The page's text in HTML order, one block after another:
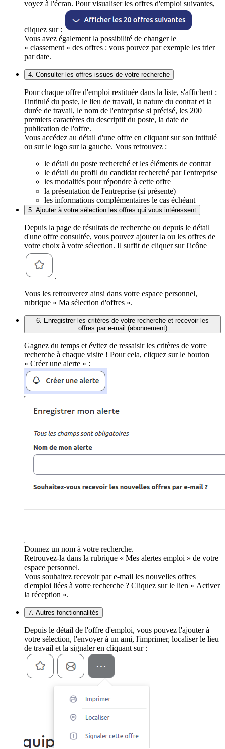
voyez à l'écran. Pour visualiser les offres d'emploi suivantes,
cliquez sur :
Vous avez également la possibilité de changer le
« classement » des offres : vous pouvez par exemple les trier
par date.
4. Consulter les offres issues de votre recherche
Pour chaque offre d'emploi restituée dans la liste, s'affichent :
l'intitulé du poste, le lieu de travail, la nature du contrat et la
durée de travail, le nom de l'entreprise si précisé, les 200
premiers caractères du descriptif du poste, la date de
publication de l'offre.
Vous accédez au détail d'une offre en cliquant sur son intitulé
ou sur le logo sur la gauche. Vous retrouvez :
le détail du poste recherché et les éléments de contrat
le détail du profil du candidat recherché par l'entreprise
les modalités pour répondre à cette offre
la présentation de l'entreprise (si présente)
les informations complémentaires le cas échéant
5. Ajouter à votre sélection les offres qui vous intéressent
Depuis la page de résultats de recherche ou depuis le détail
d'une offre consultée, vous pouvez ajouter la ou les offres de
votre choix à votre sélection. Il suffit de cliquer sur l'icône
.
Vous les retrouverez ainsi dans votre espace personnel,
rubrique « Ma sélection d'offres ».
6. Enregistrer les critères de votre recherche et recevoir les
offres par e-mail (abonnement)
Gagnez du temps et évitez de ressaisir les critères de votre
recherche à chaque visite ! Pour cela, cliquez sur le bouton
« Créer une alerte » :
Donnez un nom à votre recherche.
Retrouvez-la dans la rubrique « Mes alertes emploi » de votre
espace personnel.
Vous souhaitez recevoir par e-mail les nouvelles offres
d'emploi liées à votre recherche ? Cliquez sur le lien « Activer
la réception ».
7. Autres fonctionnalités
Depuis le détail de l'offre d'emploi, vous pouvez l'ajouter à
votre sélection, l'envoyer à un ami, l'imprimer, localiser le lieu
de travail et la signaler en cliquant sur :